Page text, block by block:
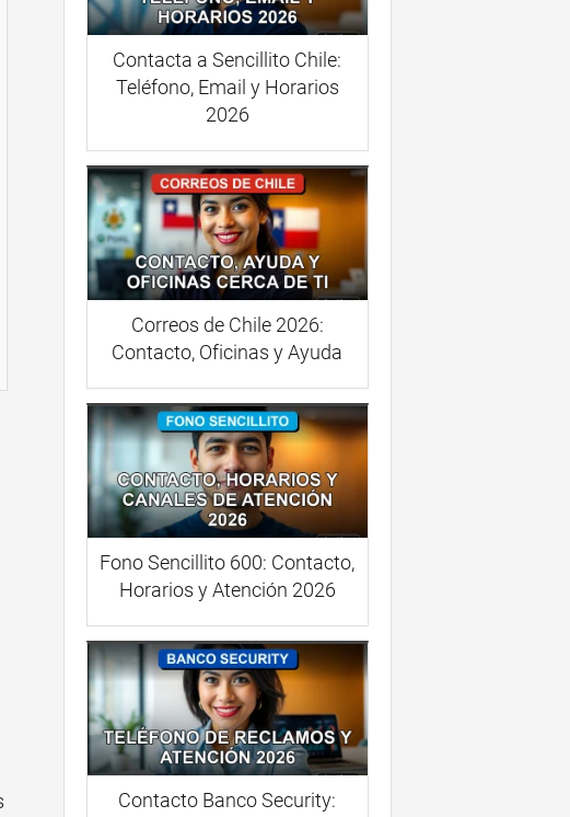
Contacta a Sencillito Chile:
Teléfono, Email y Horarios
2026
Correos de Chile 2026:
Contacto, Oficinas y Ayuda
Fono Sencillito 600: Contacto,
Horarios y Atención 2026
Contacto Banco Security: